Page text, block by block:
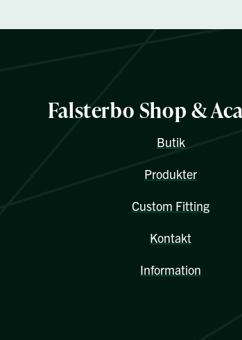
Falsterbo Shop &
Butik
Produkter
Custom Fitting
Kontakt
Information